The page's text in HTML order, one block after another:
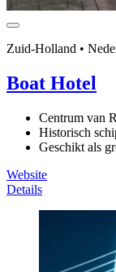
Zuid-Holland •
Boat Hotel
Centrum van
Historisch
Geschikt als
Website
Details